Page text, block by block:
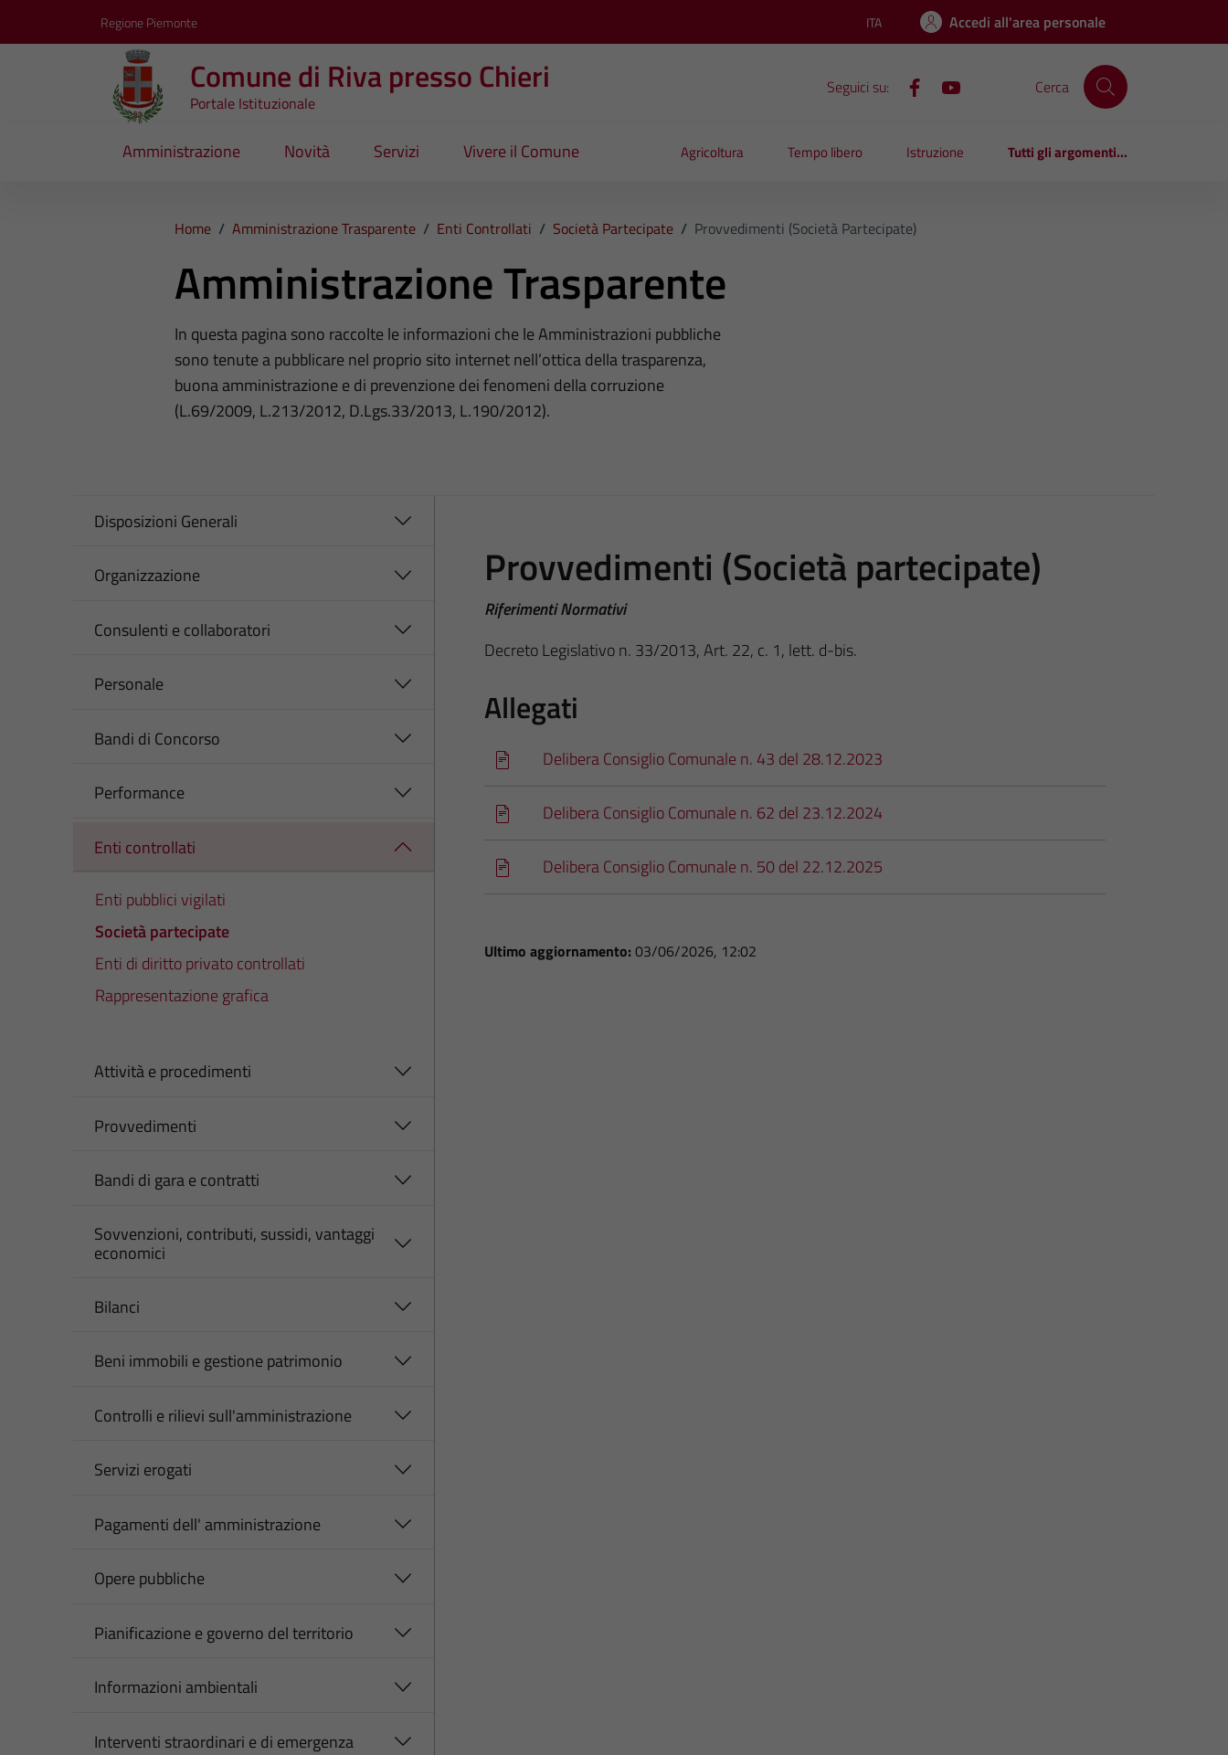
Regione Piemonte Lingua attiva:
ITA Accedi all'area personale
Comune di Riva presso Chieri
Portale Istituzionale
Seguici su: Cerca
Amministrazione Novità Servizi Vivere il Comune Agricoltura Tempo libero Istruzione Tutti gli argomenti...
Home / Amministrazione Trasparente / Enti Controllati / Società Partecipate / Provvedimenti (Società Partecipate)
Amministrazione Trasparente
In questa pagina sono raccolte le informazioni che le Amministrazioni pubbliche
sono tenute a pubblicare nel proprio sito internet nell’ottica della trasparenza,
buona amministrazione e di prevenzione dei fenomeni della corruzione
(L.69/2009, L.213/2012, D.Lgs.33/2013, L.190/2012).
Disposizioni Generali
Organizzazione
Consulenti e collaboratori
Personale
Bandi di Concorso
Performance
Enti controllati
Enti pubblici vigilati
Società partecipate
Enti di diritto privato controllati
Rappresentazione grafica
Attività e procedimenti
Provvedimenti
Bandi di gara e contratti
Sovvenzioni, contributi, sussidi, vantaggi
economici
Bilanci
Beni immobili e gestione patrimonio
Controlli e rilievi sull'amministrazione
Servizi erogati
Pagamenti dell' amministrazione
Opere pubbliche
Pianificazione e governo del territorio
Informazioni ambientali
Interventi straordinari e di emergenza
Provvedimenti (Società partecipate)
Riferimenti Normativi
Decreto Legislativo n. 33/2013, Art. 22, c. 1, lett. d-bis.
Allegati
Delibera Consiglio Comunale n. 43 del 28.12.2023
Delibera Consiglio Comunale n. 62 del 23.12.2024
Delibera Consiglio Comunale n. 50 del 22.12.2025
Ultimo aggiornamento: 03/06/2026, 12:02